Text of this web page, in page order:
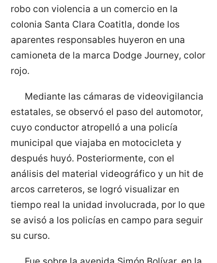
robo con violencia a un comercio en la
colonia Santa Clara Coatitla, donde los
aparentes responsables huyeron en una
camioneta de la marca Dodge Journey, color
rojo.
Mediante las cámaras de videovigilancia
estatales, se observó el paso del automotor,
cuyo conductor atropelló a una policía
municipal que viajaba en motocicleta y
después huyó. Posteriormente, con el
análisis del material videográfico y un hit de
arcos carreteros, se logró visualizar en
tiempo real la unidad involucrada, por lo que
se avisó a los policías en campo para seguir
su curso.